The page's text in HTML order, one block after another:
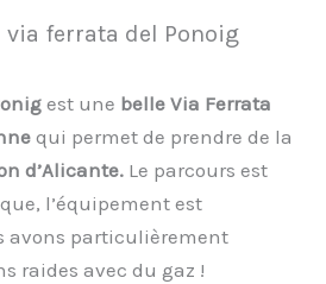
ferrata del Ponoig
est une belle Via Ferrata
qui permet de prendre de la
d’Alicante. Le parcours est
l’équipement est
avons particulièrement
raides avec du gaz !